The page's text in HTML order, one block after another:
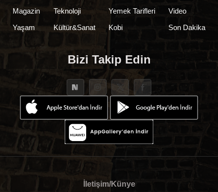
Magazin
Yaşam
Teknoloji
Kültür&Sanat
Yemek Tarifleri
Kobi
Video
Son Dakika
Bizi Takip Edin
İletişim/Künye